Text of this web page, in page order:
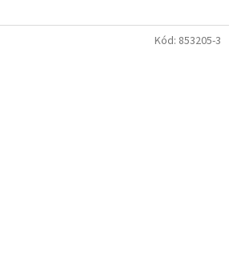
Kód: 853205-3